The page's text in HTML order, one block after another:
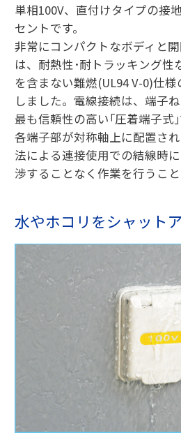
単相100V、直付けタイプの接
セントです。
非常にコンパクトなボディと
は、耐熱性･耐トラッキング性
を含まない難燃(UL94 V-0)仕
しました。電線接続は、端子
最も信頼性の高い｢圧着端子式｣
各端子部が対称軸上に配置さ
法による連接使用での結線時
渉することなく作業を行うこと
水やホコリをシャット